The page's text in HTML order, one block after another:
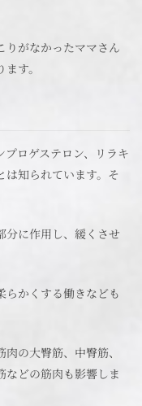
りがなかったママさん
す。
ロゲステロン、リラキ
は知られています。そ
分に作用し、緩くさせ
らかくする働きなども
の大臀筋、中臀筋、
などの筋肉も影響しま